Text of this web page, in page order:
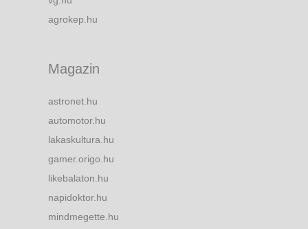
agrokep.hu
Magazin
astronet.hu
automotor.hu
lakaskultura.hu
gamer.origo.hu
likebalaton.hu
napidoktor.hu
mindmegette.hu